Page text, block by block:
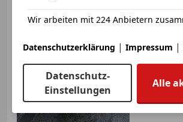
Wir arbeiten mit 224 Anbietern
Datenschutzerklärung | Impressum |
Datenschutz-
Einstellungen
Alle